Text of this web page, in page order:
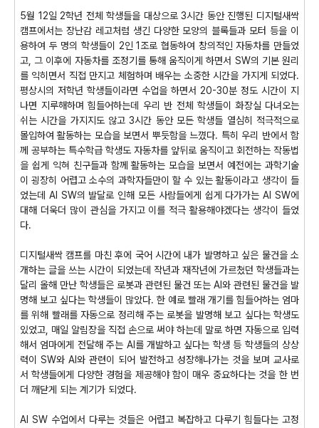
5월 12일 2학년 전체 학생들을 대상으로 3시간 동안 진행된 디지털새싹
캠프에서는 장난감 레고처럼 생긴 다양한 모양의 블록들과 모터 등을 이
용하여 두 명의 학생들이 2인 1조로 협동하여 창의적인 자동차를 만들었
고, 그 이후에 자동차를 조정기를 통해 움직이게 하면서 SW의 기본 원리
를 익히면서 직접 만지고 체험하며 배우는 소중한 시간을 가지게 되었다.
평상시의 저학년 학생들이라면 수업을 하면서 20-30분 정도 시간이 지
나면 지루해하며 힘들어하는데 우리 반 전체 학생들이 화장실 다녀오는
쉬는 시간을 가지지도 않고 3시간 동안 모든 학생들 열심히 적극적으로
몰입하여 활동하는 모습을 보면서 뿌듯함을 느꼈다. 특히 우리 반에서 함
께 공부하는 특수학급 학생도 자동차를 앞뒤로 움직이고 회전하는 작동법
을 쉽게 익혀 친구들과 함께 활동하는 모습을 보면서 예전에는 과학기술
이 굉장히 어렵고 소수의 과학자들만이 할 수 있는 활동이라고 생각이 들
었는데 AI SW의 발달로 인해 모든 사람들에게 쉽게 다가가는 AI SW에
대해 더욱더 많이 관심을 가지고 이를 적극 활용해야겠다는 생각이 들었
다.
디지털새싹 캠프를 마친 후에 국어 시간에 내가 발명하고 싶은 물건을 소
개하는 글을 쓰는 시간이 되었는데 작년과 재작년에 가르쳤던 학생들과는
달리 올해 만난 학생들은 로봇과 관련된 물건 또는 AI와 관련된 물건을 발
명해 보고 싶다는 학생들이 많았다. 한 예로 빨래 개기를 힘들어하는 엄마
를 위해 빨래를 자동으로 정리해 주는 로봇을 발명해 보고 싶다는 학생도
있었고, 매일 알림장을 직접 손으로 써야 하는데 말로 하면 자동으로 입력
해서 엄마에게 전달해 주는 AI를 개발하고 싶다는 학생 등 학생들의 상상
력이 SW와 AI와 관련이 되어 발전하고 성장해나가는 것을 보며 교사로
서 학생들에게 다양한 경험을 제공해야 함이 매우 중요하다는 것을 한 번
더 깨닫게 되는 계기가 되었다.
AI SW 수업에서 다루는 것들은 어렵고 복잡하고 다루기 힘들다는 고정